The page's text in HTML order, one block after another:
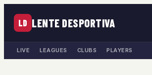
LD LENTE DESPORTIVA
LIVE LEAGUES CLUBS PLAYERS